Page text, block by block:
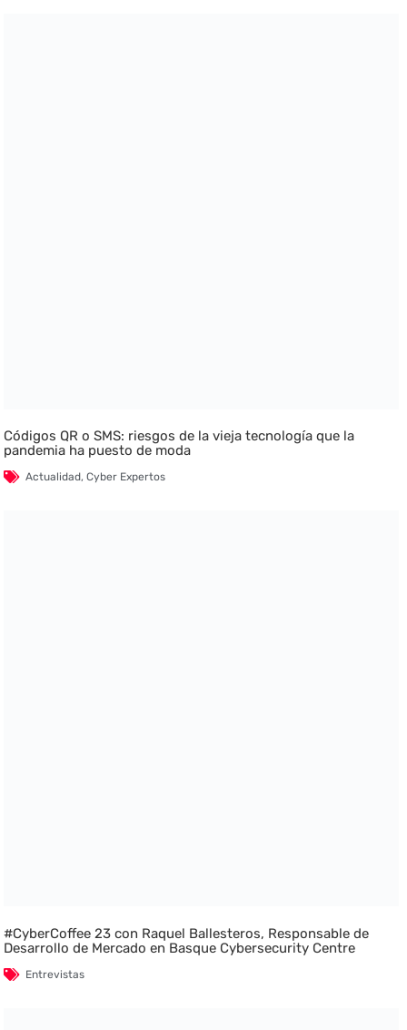
Códigos QR o SMS: riesgos de la vieja tecnología que la
pandemia ha puesto de moda
Actualidad,Cyber Expertos
#CyberCoffee 23 con Raquel Ballesteros, Responsable de
Desarrollo de Mercado en Basque Cybersecurity Centre
Entrevistas